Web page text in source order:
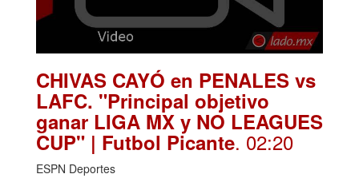
CHIVAS CAYÓ en PENALES vs
LAFC. "Principal objetivo
ganar LIGA MX y NO LEAGUES
CUP" | Futbol Picante. 02:20
ESPN Deportes